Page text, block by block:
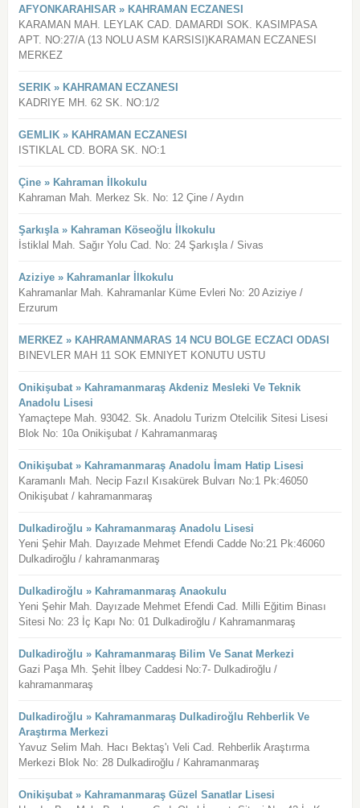
AFYONKARAHISAR » KAHRAMAN ECZANESI
KARAMAN MAH. LEYLAK CAD. DAMARDI SOK. KASIMPASA
APT. NO:27/A (13 NOLU ASM KARSISI)KARAMAN ECZANESI
MERKEZ
SERIK » KAHRAMAN ECZANESI
KADRIYE MH. 62 SK. NO:1/2
GEMLIK » KAHRAMAN ECZANESI
ISTIKLAL CD. BORA SK. NO:1
Çine » Kahraman İlkokulu
Kahraman Mah. Merkez Sk. No: 12 Çine / Aydın
Şarkışla » Kahraman Köseoğlu İlkokulu
İstiklal Mah. Sağır Yolu Cad. No: 24 Şarkışla / Sivas
Aziziye » Kahramanlar İlkokulu
Kahramanlar Mah. Kahramanlar Küme Evleri No: 20 Aziziye /
Erzurum
MERKEZ » KAHRAMANMARAS 14 NCU BOLGE ECZACI ODASI
BINEVLER MAH 11 SOK EMNIYET KONUTU USTU
Onikişubat » Kahramanmaraş Akdeniz Mesleki Ve Teknik
Anadolu Lisesi
Yamaçtepe Mah. 93042. Sk. Anadolu Turizm Otelcilik Sitesi Lisesi
Blok No: 10a Onikişubat / Kahramanmaraş
Onikişubat » Kahramanmaraş Anadolu İmam Hatip Lisesi
Karamanlı Mah. Necip Fazıl Kısakürek Bulvarı No:1 Pk:46050
Onikişubat / kahramanmaraş
Dulkadiroğlu » Kahramanmaraş Anadolu Lisesi
Yeni Şehir Mah. Dayızade Mehmet Efendi Cadde No:21 Pk:46060
Dulkadiroğlu / kahramanmaraş
Dulkadiroğlu » Kahramanmaraş Anaokulu
Yeni Şehir Mah. Dayızade Mehmet Efendi Cad. Milli Eğitim Binası
Sitesi No: 23 İç Kapı No: 01 Dulkadiroğlu / Kahramanmaraş
Dulkadiroğlu » Kahramanmaraş Bilim Ve Sanat Merkezi
Gazi Paşa Mh. Şehit İlbey Caddesi No:7- Dulkadiroğlu /
kahramanmaraş
Dulkadiroğlu » Kahramanmaraş Dulkadiroğlu Rehberlik Ve
Araştırma Merkezi
Yavuz Selim Mah. Hacı Bektaş'ı Veli Cad. Rehberlik Araştırma
Merkezi Blok No: 28 Dulkadiroğlu / Kahramanmaraş
Onikişubat » Kahramanmaraş Güzel Sanatlar Lisesi